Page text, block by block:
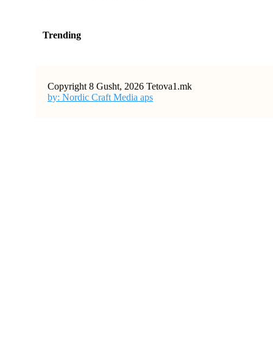
Trending
Copyright 8 Gusht, 2026 Tetova1.mk
by: Nordic Craft Media aps